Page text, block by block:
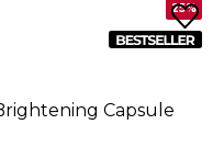
25%
Capsule